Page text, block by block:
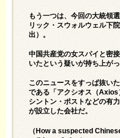
もう一つは、今回の大統領
リック・スウォルウェル下
出）。
中国共産党の女スパイと密
いたという疑いが持ち上がっ
このニュースをすっぱ抜い
である「アクシオス（Axios
シントン・ポストなどの有
が設立した会社だ。
（ How a suspected